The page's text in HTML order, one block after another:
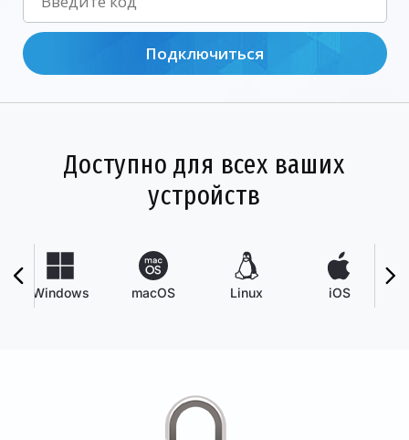
Подключиться
Доступно для всех ваших
устройств
Windows macOS Linux iOS